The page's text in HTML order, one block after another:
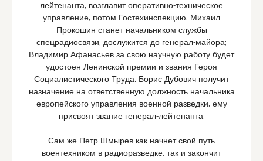
лейтенанта, возглавит оперативно-техническое
управление, потом Гостехинспекцию. Михаил
Прокошин станет начальником службы
спецрадиосвязи, дослужится до генерал-майора;
Владимир Афанасьев за свою научную работу будет
удостоен Ленинской премии и звания Героя
Социалистического Труда. Борис Дубович получит
назначение на ответственную должность начальника
европейского управления военной разведки, ему
присвоят звание генерал-лейтенанта.
Сам же Петр Шмырев как начнет свой путь
воентехником в радиоразведке, так и закончит